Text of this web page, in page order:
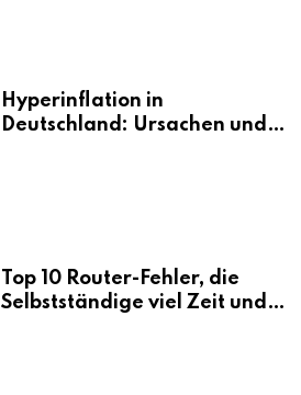
Hyperinflation in
Deutschland: Ursachen und
Top 10 Router-Fehler, die
Selbstständige viel Zeit und